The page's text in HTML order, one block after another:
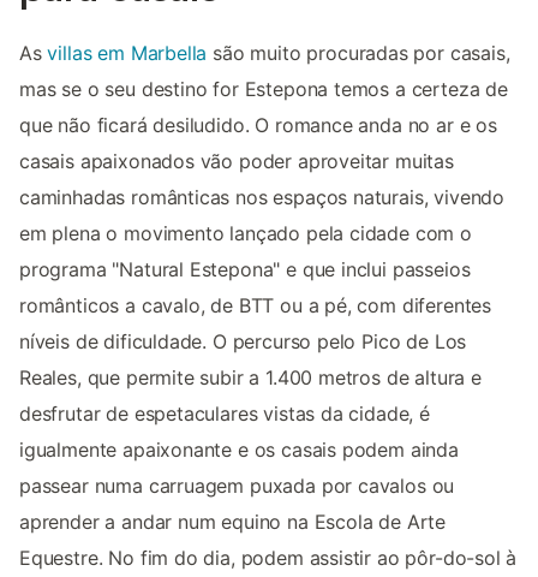
Asvillas em Marbella são muito procuradas por casais,
mas se o seu destino for Estepona temos a certeza de
que não ficará desiludido. O romance anda no ar e os
casais apaixonados vão poder aproveitar muitas
caminhadas românticas nos espaços naturais, vivendo
em plena o movimento lançado pela cidade com o
programa "Natural Estepona" e que inclui passeios
românticos a cavalo, de BTT ou a pé, com diferentes
níveis de dificuldade. O percurso pelo Pico de Los
Reales, que permite subir a 1.400 metros de altura e
desfrutar de espetaculares vistas da cidade, é
igualmente apaixonante e os casais podem ainda
passear numa carruagem puxada por cavalos ou
aprender a andar num equino na Escola de Arte
Equestre. No fim do dia, podem assistir ao pôr-do-sol à